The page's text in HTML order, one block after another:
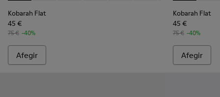
Kobarah Flat
45 €
75 € -40%
Afegir
Kobarah Flat
45 €
75 € -40%
Afegir